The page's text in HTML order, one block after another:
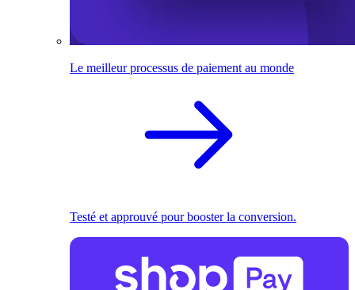
Le meilleur processus de paiement au monde
Testé et approuvé pour booster la conversion.